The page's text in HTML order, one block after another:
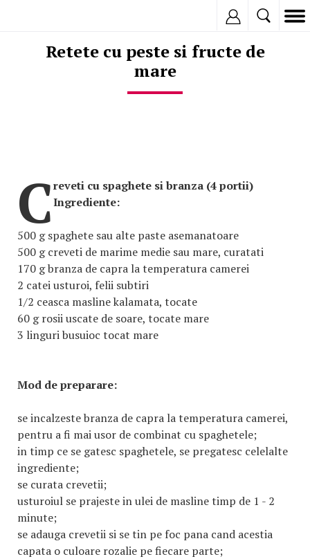
Retete cu peste si fructe de
mare
Creveti cu spaghete si branza (4 portii)
Ingrediente:
500 g spaghete sau alte paste asemanatoare
500 g creveti de marime medie sau mare, curatati
170 g branza de capra la temperatura camerei
2 catei usturoi, felii subtiri
1/2 ceasca masline kalamata, tocate
60 g rosii uscate de soare, tocate mare
3 linguri busuioc tocat mare
Mod de preparare:
se incalzeste branza de capra la temperatura camerei,
pentru a fi mai usor de combinat cu spaghetele;
in timp ce se gatesc spaghetele, se pregatesc celelalte
ingrediente;
se curata crevetii;
usturoiul se prajeste in ulei de masline timp de 1 - 2
minute;
se adauga crevetii si se tin pe foc pana cand acestia
capata o culoare rozalie pe fiecare parte;